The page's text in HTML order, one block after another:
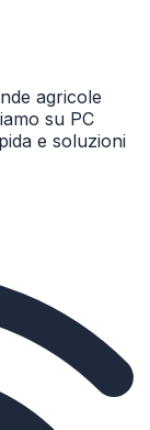
agricole
su PC
e soluzioni